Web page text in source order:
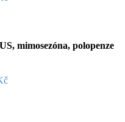
mimosezóna, polopenze